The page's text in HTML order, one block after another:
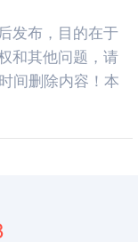
发布，目的在于
和其他问题，请
间删除内容！本